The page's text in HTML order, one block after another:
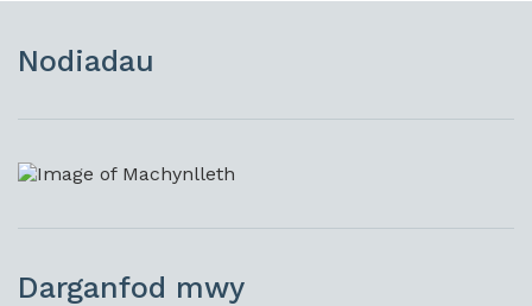
Nodiadau
Darganfod mwy